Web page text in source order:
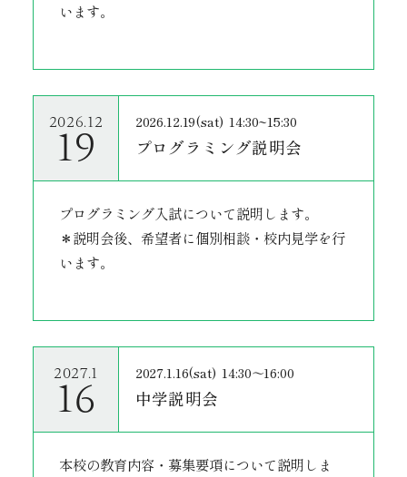
います。
2026.12
19
2026.12.19(sat) 14:30~15:30
プログラミング説明会
プログラミング入試について説明します。
＊説明会後、希望者に個別相談・校内見学を行
います。
2027.1
16
2027.1.16(sat) 14:30～16:00
中学説明会
本校の教育内容・募集要項について説明しま